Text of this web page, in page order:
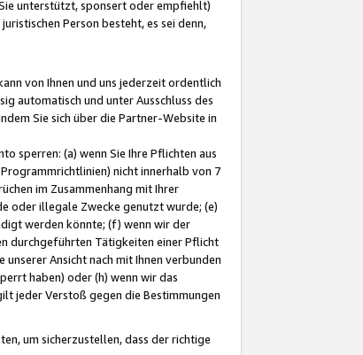
unterstützt, sponsert oder empfiehlt)
Person besteht, es sei denn,
von Ihnen und uns jederzeit ordentlich
automatisch und unter Ausschluss des
Sie sich über die Partner-Website in
sperren: (a) wenn Sie Ihre Pflichten aus
nicht innerhalb von 7
im Zusammenhang mit Ihrer
oder illegale Zwecke genutzt wurde; (e)
werden könnte; (f) wenn wir der
durchgeführten Tätigkeiten einer Pflicht
Ansicht nach mit Ihnen verbunden
haben) oder (h) wenn wir das
jeder Verstoß gegen die Bestimmungen
um sicherzustellen, dass der richtige